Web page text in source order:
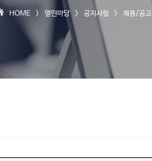
HOME >열린마당>공지사항>채용/공고